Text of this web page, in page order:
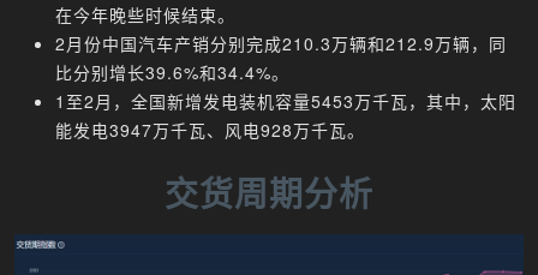
在今年晚些时候结束。
2月份中国汽车产销分别完成210.3万辆和212.9万辆，同
比分别增长39.6%和34.4%。
1至2月，全国新增发电装机容量5453万千瓦，其中，太阳
能发电3947万千瓦、风电928万千瓦。
交货周期分析